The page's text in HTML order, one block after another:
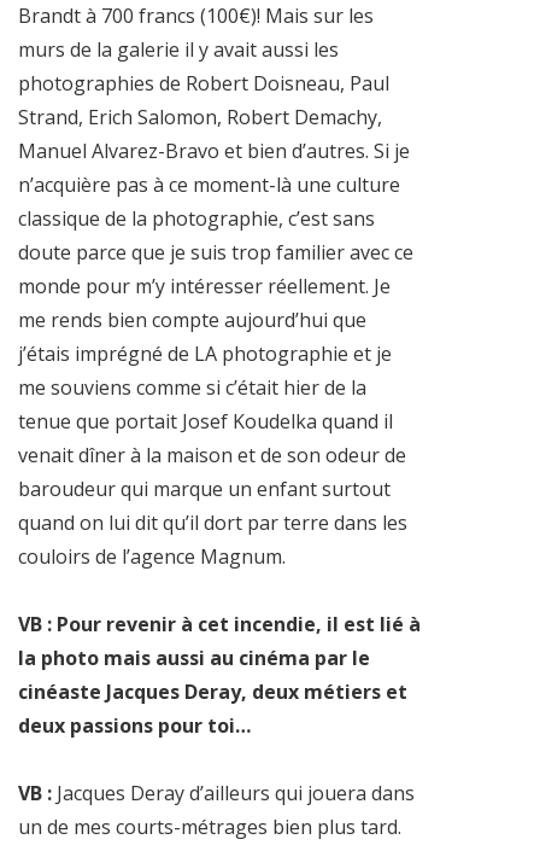
Brandt à 700 francs (100€)! Mais sur les
murs de la galerie il y avait aussi les
photographies de Robert Doisneau, Paul
Strand, Erich Salomon, Robert Demachy,
Manuel Alvarez-Bravo et bien d’autres. Si je
n’acquière pas à ce moment-là une culture
classique de la photographie, c’est sans
doute parce que je suis trop familier avec ce
monde pour m’y intéresser réellement. Je
me rends bien compte aujourd’hui que
j’étais imprégné de LA photographie et je
me souviens comme si c’était hier de la
tenue que portait Josef Koudelka quand il
venait dîner à la maison et de son odeur de
baroudeur qui marque un enfant surtout
quand on lui dit qu’il dort par terre dans les
couloirs de l’agence Magnum.
VB : Pour revenir à cet incendie, il est lié à
la photo mais aussi au cinéma par le
cinéaste Jacques Deray, deux métiers et
deux passions pour toi…
VB : Jacques Deray d’ailleurs qui jouera dans
un de mes courts-métrages bien plus tard.